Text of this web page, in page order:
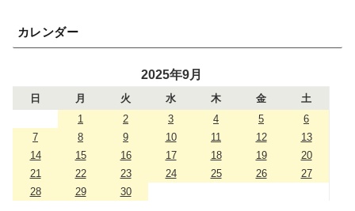
カレンダー
2025年9月
日 月 火 水 木 金
土
1
2 3 4 5
6
7
8 9 10 11 12
13
14
15 16 17 18 19
20
21
22 23 24 25 26
27
28
29 30